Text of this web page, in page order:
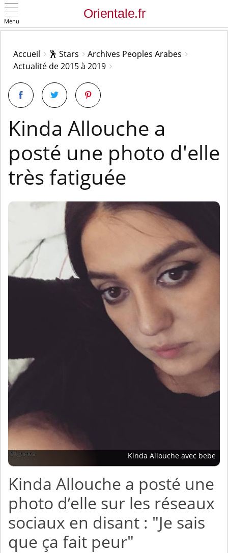
Menu
Accueil 🕺 Stars
Archives Peoples Arabes
Actualité de 2015 à 2019
Kinda Allouche a
posté une photo d'elle
très fatiguée
Kinda Allouche avec bebe
Kinda Allouche a posté une
photo d’elle sur les réseaux
sociaux en disant : "Je sais
que ça fait peur"